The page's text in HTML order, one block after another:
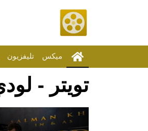
ميكس تليفزيون
تويتر -